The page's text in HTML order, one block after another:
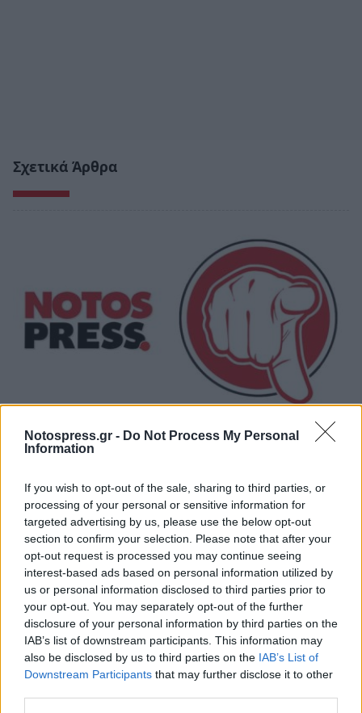
Notospress.gr - Do Not Process My Personal
Information
If you wish to opt-out of the sale, sharing to third parties, or
processing of your personal or sensitive information for
targeted advertising by us, please use the below opt-out
section to confirm your selection. Please note that after your
opt-out request is processed you may continue seeing
interest-based ads based on personal information utilized by
us or personal information disclosed to third parties prior to
your opt-out. You may separately opt-out of the further
disclosure of your personal information by third parties on the
IAB’s list of downstream participants. This information may
also be disclosed by us to third parties on the IAB’s List of
Downstream Participants that may further disclose it to other
Σχετικά Άρθρα
Κοντά στα ξερά καίγονται και τα χλωρά!